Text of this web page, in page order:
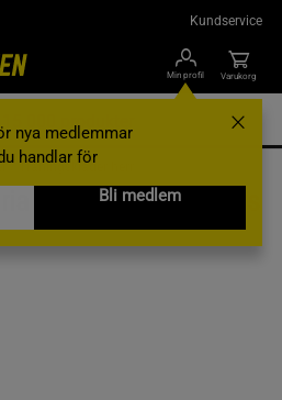
Kundservice
Min profil
nya medlemmar
handlar för
Bli medlem
Varukorg
/ Träningskläder herr
Unmatched Joggers